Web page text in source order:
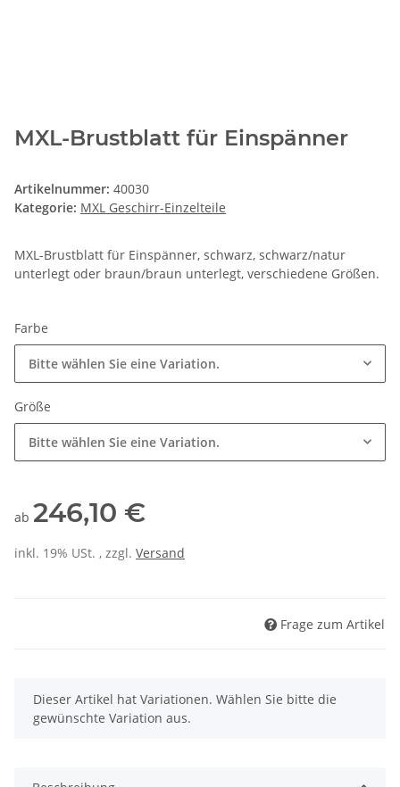
MXL-Brustblatt für Einspänner
Artikelnummer: 40030
Kategorie: MXL Geschirr-Einzelteile
MXL-Brustblatt für Einspänner, schwarz, schwarz/natur
unterlegt oder braun/braun unterlegt, verschiedene Größen.
Farbe
Bitte wählen Sie eine Variation.
Größe
Bitte wählen Sie eine Variation.
ab 246,10 €
inkl. 19% USt. , zzgl. Versand
Frage zum Artikel
x
Dieser Artikel hat Variationen. Wählen Sie bitte die
gewünschte Variation aus.